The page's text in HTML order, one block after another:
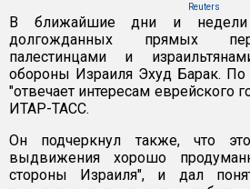
Reuters
В ближайшие дни и недели
долгожданных прямых
палестинцами и
обороны Израиля Эхуд Барак. По
"отвечает интересам еврейского
ИТАР-ТАСС.
Он подчеркнул также, что
выдвижения хорошо
стороны Израиля", и дал